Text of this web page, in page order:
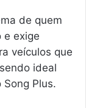
de quem
e exige
veículos que
ideal
Plus.